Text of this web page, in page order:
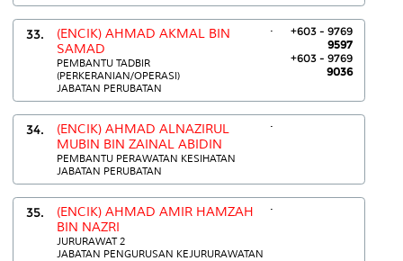
33.
(ENCIK) AHMAD AKMAL BIN
SAMAD
PEMBANTU TADBIR
(PERKERANIAN/OPERASI)
JABATAN PERUBATAN
.
+603 - 9769
9597
+603 - 9769
9036
34.
(ENCIK) AHMAD ALNAZIRUL
MUBIN BIN ZAINAL ABIDIN
PEMBANTU PERAWATAN KESIHATAN
JABATAN PERUBATAN
.
35.
(ENCIK) AHMAD AMIR HAMZAH
BIN NAZRI
JURURAWAT 2
JABATAN PENGURUSAN KEJURURAWATAN
.